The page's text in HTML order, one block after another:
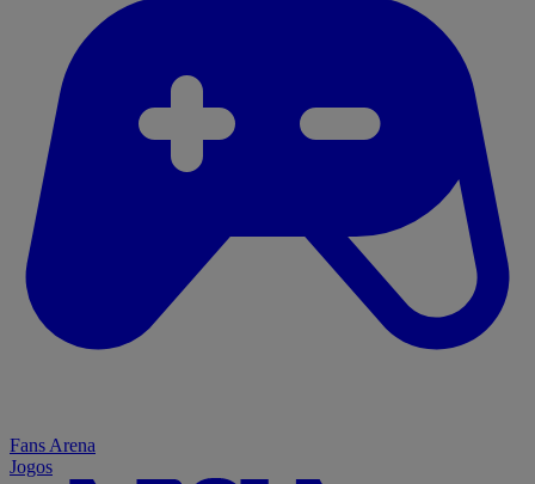
Fans Arena
Jogos